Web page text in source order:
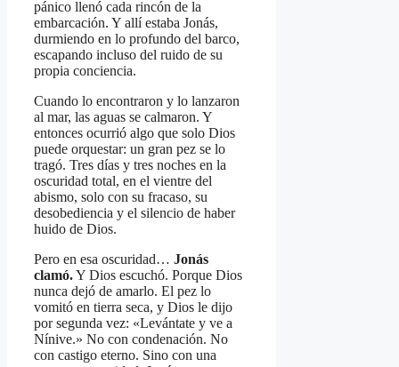
pánico llenó cada rincón de la
embarcación. Y allí estaba Jonás,
durmiendo en lo profundo del barco,
escapando incluso del ruido de su
propia conciencia.
Cuando lo encontraron y lo lanzaron
al mar, las aguas se calmaron. Y
entonces ocurrió algo que solo Dios
puede orquestar: un gran pez se lo
tragó. Tres días y tres noches en la
oscuridad total, en el vientre del
abismo, solo con su fracaso, su
desobediencia y el silencio de haber
huido de Dios.
Pero en esa oscuridad… Jonás
clamó.Y Dios escuchó. Porque Dios
nunca dejó de amarlo. El pez lo
vomitó en tierra seca, y Dios le dijo
por segunda vez: «Levántate y ve a
Nínive.» No con condenación. No
con castigo eterno. Sino con una